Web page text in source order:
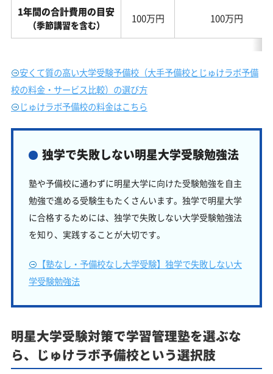
1年間の合計費用の目安
（季節講習を含む） 100万円 100万円
安くて質の高い大学受験予備校（大手予備校とじゅけラボ予備
校の料金・サービス比較）の選び方
じゅけラボ予備校の料金はこちら
独学で失敗しない明星大学受験勉強法
塾や予備校に通わずに明星大学に向けた受験勉強を自主
勉強で進める受験生もたくさんいます。独学で明星大学
に合格するためには、独学で失敗しない大学受験勉強法
を知り、実践することが大切です。
【塾なし・予備校なし大学受験】独学で失敗しない大
学受験勉強法
明星大学受験対策で学習管理塾を選ぶな
ら、じゅけラボ予備校という選択肢